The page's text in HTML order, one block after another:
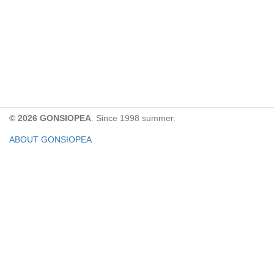
© 2026 GONSIOPEA . Since 1998 summer.
ABOUT GONSIOPEA